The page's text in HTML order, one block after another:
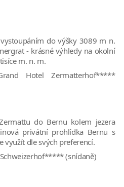
do výšky 3089 m n.
- krásné výhledy na okolní
m. n. m.
Hotel Zermatterhof*****
do Bernu kolem jezera
privátní prohlídka Bernu s
využít dle svých preferencí.
(snídaně)